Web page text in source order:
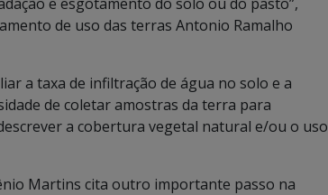
de uso das terras Antonio Ramalho
a taxa de infiltração de água no solo e a
de coletar amostras da terra para
a cobertura vegetal natural e/ou o uso
Martins cita outro importante passo na